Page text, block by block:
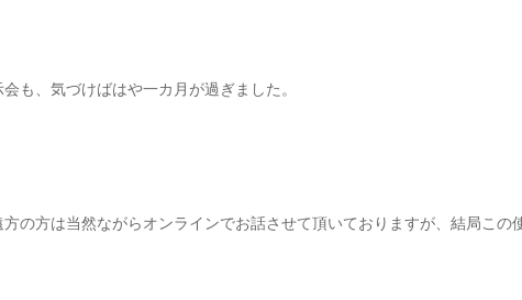
も、気づけばはや一カ月が過ぎました。
の方は当然ながらオンラインでお話させて頂いておりますが、結局この